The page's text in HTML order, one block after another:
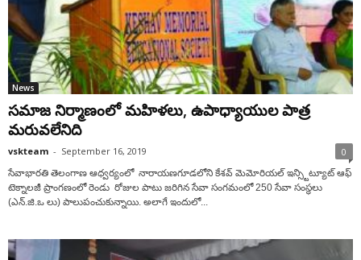
News
సమాజ నిర్మాణంలో మహిళలు, ఉపాధ్యాయుల పాత్ర
మరువలేనిది
vskteam - September 16, 2019 0
సేవాభారతి తెలంగాణ ఆధ్వర్యంలో నారాయణగూడలోని కేశవ్ మెమోరియల్ ఇన్స్టిట్యూట్ ఆఫ్
టెక్నాలజీ ప్రాంగణంలో రెండు రోజుల పాటు జరిగిన సేవా సంగమంలో 250 సేవా సంస్థలు
(ఎన్.జి.ఒ లు) పాలుపంచుకున్నాయి. అలాగే ఇందులో...